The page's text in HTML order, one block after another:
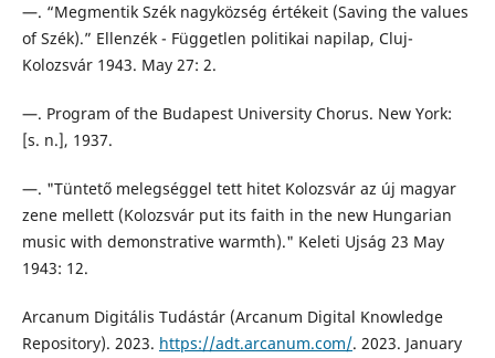
—. “Megmentik Szék nagyközség értékeit (Saving the values
of Szék).” Ellenzék - Független politikai napilap, Cluj-
Kolozsvár 1943. May 27: 2.
—. Program of the Budapest University Chorus. New York:
[s. n.], 1937.
—. "Tüntető melegséggel tett hitet Kolozsvár az új magyar
zene mellett (Kolozsvár put its faith in the new Hungarian
music with demonstrative warmth)." Keleti Ujság 23 May
1943: 12.
Arcanum Digitális Tudástár (Arcanum Digital Knowledge
Repository). 2023. https://adt.arcanum.com/. 2023. January